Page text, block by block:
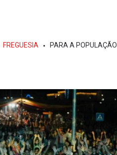
FREGUESIA PARA A POPULAÇÃO